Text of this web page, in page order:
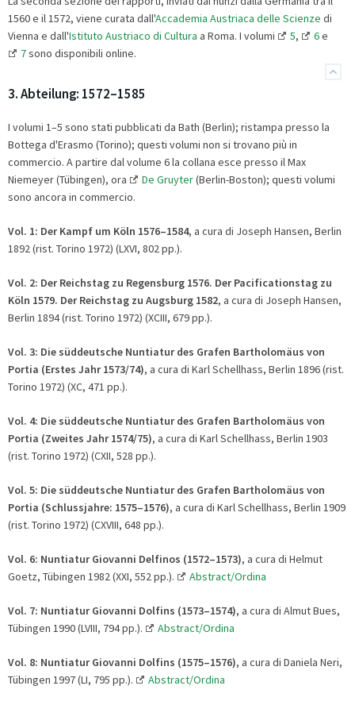
1560 e il 1572, viene curata dall'Accademia Austriaca delle Scienze di
Vienna e dall'Istituto Austriaco di Cultura a Roma. I volumi 5, 6e
7sono disponibili online.
3. Abteilung: 1572–1585
I volumi 1–5 sono stati pubblicati da Bath (Berlin); ristampa presso la
Bottega d'Erasmo (Torino); questi volumi non si trovano più in
commercio. A partire dal volume 6 la collana esce presso il Max
Niemeyer (Tübingen), ora
De Gruyter(Berlin-Boston); questi volumi
sono ancora in commercio.
Vol. 1: Der Kampf um Köln 1576–1584, a cura di Joseph Hansen, Berlin
1892 (rist. Torino 1972) (LXVI, 802 pp.).
Vol. 2: Der Reichstag zu Regensburg 1576. Der Pacificationstag zu
Köln 1579. Der Reichstag zu Augsburg 1582, a cura di Joseph Hansen,
Berlin 1894 (rist. Torino 1972) (XCIII, 679 pp.).
Vol. 3: Die süddeutsche Nuntiatur des Grafen Bartholomäus von
Portia (Erstes Jahr 1573/74), a cura di Karl Schellhass, Berlin 1896 (rist.
Torino 1972) (XC, 471 pp.).
Vol. 4: Die süddeutsche Nuntiatur des Grafen Bartholomäus von
Portia (Zweites Jahr 1574/75), a cura di Karl Schellhass, Berlin 1903
(rist. Torino 1972) (CXII, 528 pp.).
Vol. 5: Die süddeutsche Nuntiatur des Grafen Bartholomäus von
Portia (Schlussjahre: 1575–1576), a cura di Karl Schellhass, Berlin 1909
(rist. Torino 1972) (CXVIII, 648 pp.).
Vol. 6: Nuntiatur Giovanni Delfinos (1572–1573), a cura di Helmut
Goetz, Tübingen 1982 (XXI, 552 pp.).
Abstract/Ordina
Vol. 7: Nuntiatur Giovanni Dolfins (1573–1574), a cura di Almut Bues,
Tübingen 1990 (LVIII, 794 pp.).
Abstract/Ordina
Vol. 8: Nuntiatur Giovanni Dolfins (1575–1576), a cura di Daniela Neri,
Tübingen 1997 (LI, 795 pp.).
Abstract/Ordina